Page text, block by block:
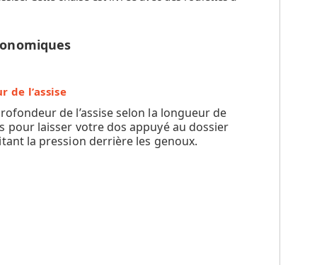
de l’assise
de l’assise selon la longueur de
pour laisser votre dos appuyé au dossier
la pression derrière les genoux.